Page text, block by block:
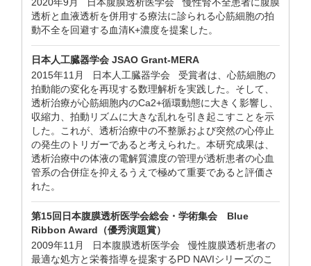
透析と血液透析を併用する療法に診られる心筋細胞の拍
動不全を回避する血清K+濃度を提案した。
日本人工臓器学会 JSAO Grant-MERA
2015年11月 日本人工臓器学会 受賞者は、心筋細胞の
拍動能の変化を再現する数理解析を実践した。そして、
透析治療が心筋細胞内のCa2+循環動態に大きく影響し、
収縮力、拍動リズムに大きな乱れを引き起こすことを示
した。これが、透析治療中の不整脈および突然の心停止
の発生のトリガーであると考えられた。本研究成果は、
透析治療中の体液の電解質濃度の管理が透析患者の心血
管系の合併症を抑えるうえで極めて重要であると評価さ
れた。
第15回日本腹膜透析医学会総会・学術集会 Blue
Ribbon Award（優秀演題賞）
2009年11月 日本腹膜透析医学会 慢性腹膜透析患者の
最適な処方と栄養指導を提案するPD NAVIシリーズのこ